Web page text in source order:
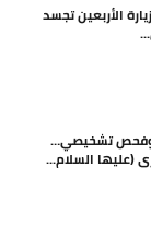
الأربعين تجسد
وفحص تشخيصي…
السلام...